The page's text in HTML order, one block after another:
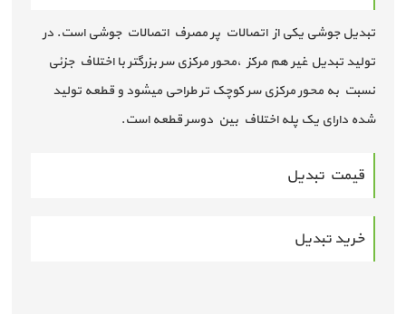
تبدیل جوشی یکی از اتصالات پر مصرف اتصالات جوشی است. در
تولید تبدیل غیر هم مرکز ،محور مرکزی سر بزرگتر با اختلاف جزئی
نسبت به محور مرکزی سر کوچک تر طراحی میشود و قطعه تولید
شده دارای یک پله اختلاف بین دوسر قطعه است.
قیمت تبدیل
خرید تبدیل